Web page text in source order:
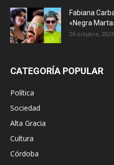
Fabiana
«Negra
26 octubre, 2023
CATEGORÍA POPULAR
Política
Sociedad
Alta Gracia
Cultura
Córdoba